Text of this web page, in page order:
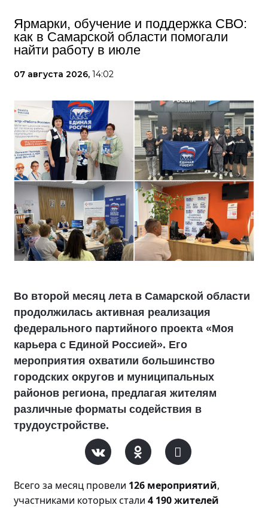
Ярмарки, обучение и поддержка СВО:
как в Самарской области помогали
найти работу в июле
07 августа 2026, 14:02
Во второй месяц лета в Самарской области
продолжилась активная реализация
федерального партийного проекта «Моя
карьера с Единой Россией». Его
мероприятия охватили большинство
городских округов и муниципальных
районов региона, предлагая жителям
различные форматы содействия в
трудоустройстве.
Всего за месяц провели 126 мероприятий,
участниками которых стали 4 190 жителей